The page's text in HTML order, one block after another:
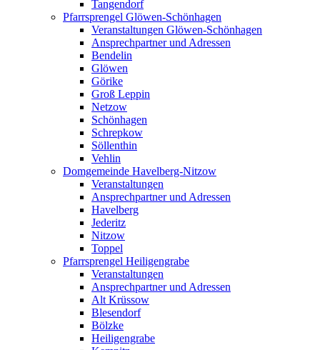
Tangendorf
Pfarrsprengel Glöwen-Schönhagen
Veranstaltungen Glöwen-Schönhagen
Ansprechpartner und Adressen
Bendelin
Glöwen
Görike
Groß Leppin
Netzow
Schönhagen
Schrepkow
Söllenthin
Vehlin
Domgemeinde Havelberg-Nitzow
Veranstaltungen
Ansprechpartner und Adressen
Havelberg
Jederitz
Nitzow
Toppel
Pfarrsprengel Heiligengrabe
Veranstaltungen
Ansprechpartner und Adressen
Alt Krüssow
Blesendorf
Bölzke
Heiligengrabe